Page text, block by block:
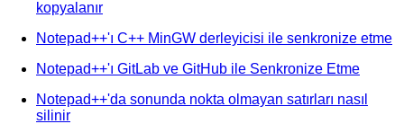
kopyalanır
Notepad++'ı C++ MinGW derleyicisi ile senkronize etme
Notepad++'ı GitLab ve GitHub ile Senkronize Etme
Notepad++'da sonunda nokta olmayan satırları nasıl
silinir